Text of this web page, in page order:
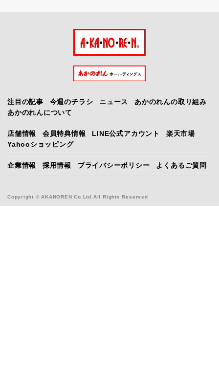
Copyright © AKANOREN Co.Ltd.All Rights Reserved
注目の記事 今週のチラシ ニュース
あかのれんの取り組み
あかのれんについて
店舗情報 会員特典情報 LINE公式アカウント
楽天市場
Yahooショッピング
企業情報 採用情報 プライバシーポリシー よくあるご質問